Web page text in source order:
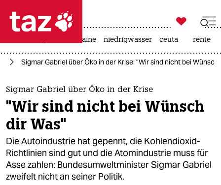
 taz zahl ich
taz zahl ich
themen
politik
öko
gesellschaft
kultur

taz zahl ich
krieg in der ukraine niedrigwasser ceuta rente
Sigmar Gabriel über Öko in der Krise: "Wir sind nicht bei Wünsch
Sigmar Gabriel über Öko in der Krise
"Wir sind nicht bei Wünsch
dir Was"
Die Autoindustrie hat gepennt, die Kohlendioxid-
Richtlinien sind gut und die Atomindustrie muss für
Asse zahlen: Bundesumweltminister Sigmar Gabriel
zweifelt nicht an seiner Politik.